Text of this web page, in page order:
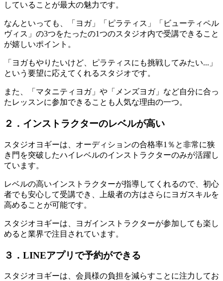
していることが最大の魅力です。
なんといっても、
「ヨガ」「ピラティス」「ビューティペル
ヴィス」の3つをたったの1つのスタジオ内で受講できる こと
が嬉しいポイント。
「ヨガもやりたいけど、ピラティスにも挑戦してみたい...」
という要望に応えてくれるスタジオです。
また、
「マタニティヨガ」や「メンズヨガ」など自分に合っ
たレッスンに参加できる ことも人気な理由の一つ。
２．インストラクターのレベルが高い
スタジオヨギーは、 オーディションの合格率1％と非常に狭
き門を突破したハイレベルのインストラクターのみが活躍 し
ています。
レベルの高いインストラクターが指導してくれるので、 初心
者でも安心して受講でき、
上級者の方はさらにヨガスキルを
高めることが可能です。
スタジオヨギーは、ヨガインストラクターが参加しても楽し
めると業界で注目されています。
３．LINEアプリで予約ができる
スタジオヨギーは、会員様の負担を減らすことに注力してお